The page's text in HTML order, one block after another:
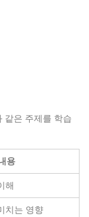
같은 주제를 학습
용
해
치는 영향